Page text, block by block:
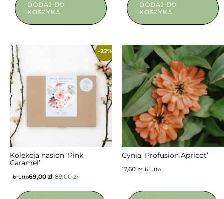
DODAJ DO
KOSZYKA
DODAJ DO
KOSZYKA
-22%
Kolekcja nasion ‘Pink
Caramel’
89,00zł
69,00 zł
brutto
NIEDOSTĘPNY
Cynia ‘Profusion Apricot’
17,60 złbrutto